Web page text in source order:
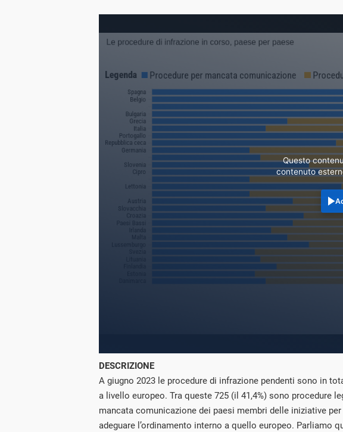
Questo
contenuto
DESCRIZIONE
A giugno 2023 le procedure di infrazione pendenti sono in
a livello europeo. Tra queste 725 (il 41,4%) sono procedure
mancata comunicazione dei paesi membri delle iniziative per
adeguare l’ordinamento interno a quello europeo. Parliamo